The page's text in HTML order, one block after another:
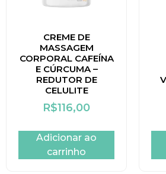
CREME DE
MASSAGEM
CORPORAL CAFEÍNA
E CÚRCUMA –
REDUTOR DE
CELULITE
R$116,00
Adicionar ao
carrinho